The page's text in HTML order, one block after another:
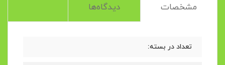
مشخصات دیدگاه‌ها
تعداد در بسته: